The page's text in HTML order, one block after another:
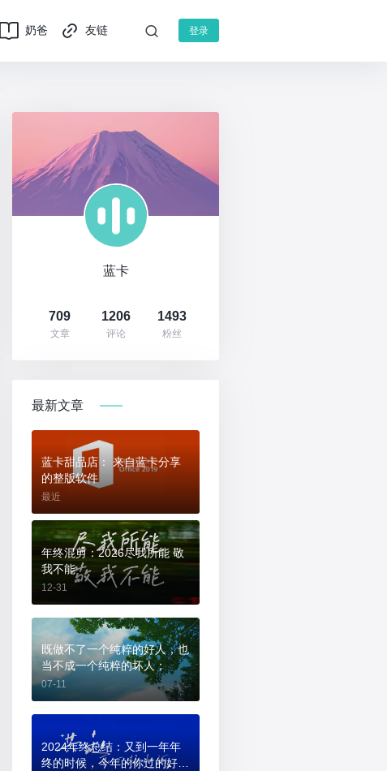
奶爸 友链 登录
蓝卡
709
文章
1206
评论
1493
粉丝
最新文章
蓝卡甜品店： 来自蓝卡分享
的整版软件
最近
年终混剪：2026尽我所能 敬
我不能
12-31
既做不了一个纯粹的好人，也
当不成一个纯粹的坏人；
07-11
2024年终总结：又到一年年
终的时候，今年的你过的好